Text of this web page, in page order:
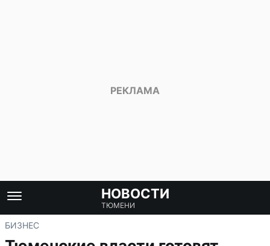
НОВОСТИ
ТЮМЕНИ
БИЗНЕС